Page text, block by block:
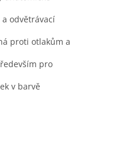
odvětrávací
proti otlakům a
pro
v barvě